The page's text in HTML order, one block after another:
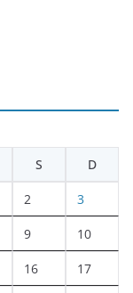
S D
2 3
9 10
16 17